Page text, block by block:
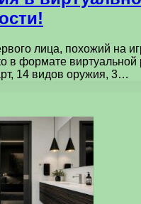
лица, похожий на
в формате виртуальной
14 видов оружия, 3…